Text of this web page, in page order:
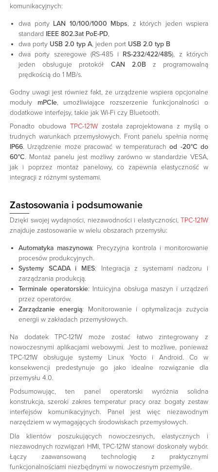
komunikacyjnych:
dwa porty LAN 10/100/1000 Mbps, z których jeden wspiera
standard IEEE 802.3at PoE-PD,
dwa porty USB 2.0 typ A, jeden port USB 2.0 typ B
dwa porty szeregowe (RS-485 i RS-232/422/485), z których
jeden obsługuje protokół CAN 2.0Bz programowalną
prędkością do 1 MB/s.
Godny uwagi jest również fakt, że urządzenie wspiera opcjonalne
moduły mPCIe, umożliwiające rozszerzenie funkcjonalności o
dodatkowe interfejsy, takie jak Wi-Fi czy Bluetooth.
Ponadto obudowa TPC-121Wzostała zaprojektowana z myślą o
trudnych warunkach przemysłowych. Front panelu spełnia normę
IP66. Urządzenie może pracować w temperaturachod -20°C do
60°C. Montaż panelu jest możliwy zarówno w standardzie VESA,
jak i poprzez montaż panelowy, co zapewnia elastyczność w
integracji z różnymi systemami.
Zastosowania i podsumowanie
Dzięki swojej wydajności, niezawodności i elastyczności, TPC-121W
znajduje zastosowanie w wielu obszarach przemysłu:
Automatyka maszynowa: Precyzyjna kontrola i monitorowanie
procesów produkcyjnych.
Systemy SCADA i MES: Integracja z systemami nadzoru i
zarządzania produkcją.
Terminale operatorskie: Intuicyjna obsługa maszyn i urządzeń
przez operatorów.
Zarządzanie energią: Monitorowanie i optymalizacja zużycia
energii w zakładach przemysłowych.
Na dodatek TPC-121W może zostać łatwo zintegrowany z
nowoczesnymi aplikacjami webowymi. Jest to możliwe, ponieważ
TPC-121W obsługuje systemy Linux Yocto i Android. Co w
konsekwencji predestynuje go jako idealne rozwiązanie dla
przemysłu 4.0.
Podsumowując, ten panel operatorski wyróżnia solidna
konstrukcja, szeroki zakres temperatur pracy oraz bogaty zestaw
interfejsów komunikacyjnych. Panel jest więc niezawodnym
narzędziem w wymagających środowiskach przemysłowych.
Dla klientów poszukujących nowoczesnych, elastycznych i
niezawodnych rozwiązań HMI, TPC-121W stanowi doskonały wybór.
Łączy zaawansowaną technologię z praktycznymi
funkcjonalnościami niezbędnymi w nowoczesnym przemyśle.